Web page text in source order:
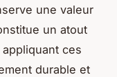
une valeur
un atout
ces
durable et